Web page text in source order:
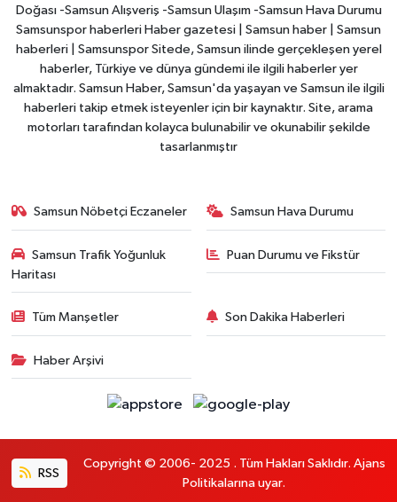
Doğası -Samsun Alışveriş -Samsun Ulaşım -Samsun Hava Durumu
Samsunspor haberleri Haber gazetesi | Samsun haber | Samsun
haberleri | Samsunspor Sitede, Samsun ilinde gerçekleşen yerel
haberler, Türkiye ve dünya gündemi ile ilgili haberler yer
almaktadır. Samsun Haber, Samsun'da yaşayan ve Samsun ile ilgili
haberleri takip etmek isteyenler için bir kaynaktır. Site, arama
motorları tarafından kolayca bulunabilir ve okunabilir şekilde
tasarlanmıştır
Samsun Nöbetçi Eczaneler Samsun Hava Durumu
Samsun Trafik Yoğunluk
Haritası
Puan Durumu ve Fikstür
Tüm Manşetler Son Dakika Haberleri
Haber Arşivi
RSS
Copyright © 2006- 2025 . Tüm Hakları Saklıdır. Ajans
Politikalarına uyar.